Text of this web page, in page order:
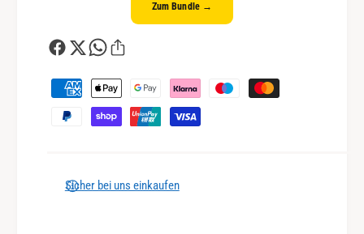
Zum Bundle →
Z
a
Sicher bei uns einkaufen